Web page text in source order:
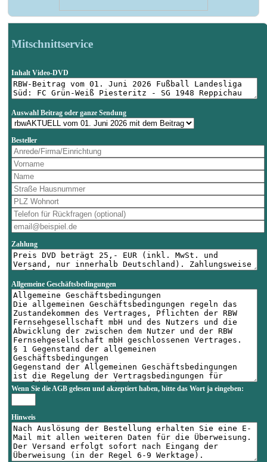
Mitschnittservice
Inhalt Video-DVD
Auswahl Beitrag oder ganze Sendung
Besteller
Zahlung
Allgemeine Geschäftsbedingungen
Wenn Sie die AGB gelesen und akzeptiert haben, bitte das Wort ja eingeben:
Hinweis